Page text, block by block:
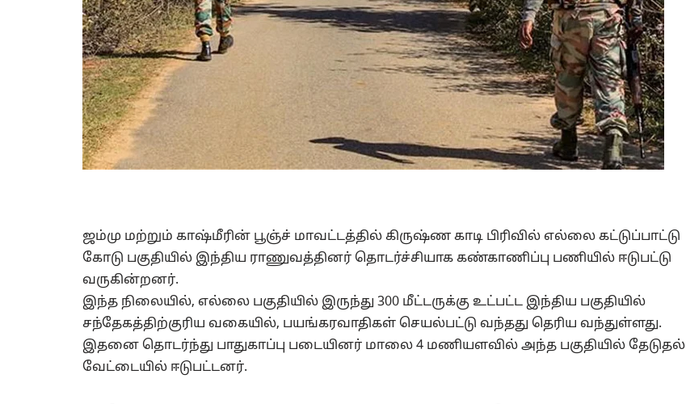
ஜம்மு மற்றும் காஷ்மீரின் பூஞ்ச் மாவட்டத்தில் கிருஷ்ண காடி பிரிவில் எல்லை கட்டுப்பாட்டு
கோடு பகுதியில் இந்திய ராணுவத்தினர் தொடர்ச்சியாக கண்காணிப்பு பணியில் ஈடுபட்டு
வருகின்றனர்.
இந்த நிலையில், எல்லை பகுதியில் இருந்து 300 மீட்டருக்கு உட்பட்ட இந்திய பகுதியில்
சந்தேகத்திற்குரிய வகையில், பயங்கரவாதிகள் செயல்பட்டு வந்தது தெரிய வந்துள்ளது.
இதனை தொடர்ந்து பாதுகாப்பு படையினர் மாலை 4 மணியளவில் அந்த பகுதியில் தேடுதல்
வேட்டையில் ஈடுபட்டனர்.